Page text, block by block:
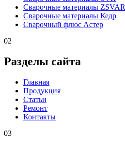
Сварочные материалы ZSVAR
Сварочные материалы Кедр
Сварочный флюс Астер
02
Разделы сайта
Главная
Продукция
Статьи
Ремонт
Контакты
03